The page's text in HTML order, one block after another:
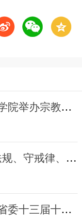
河南省基督教两会及河南神学院举办宗教政策法规学习会
广东省基督教两会召开“学法规、守戒律、重修为、树形象”教育活动总结会议
辽宁省基督教两会集中学习省委十三届十一次全会精神